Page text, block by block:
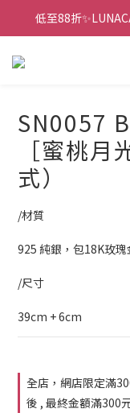
🌟指
低至88折
🌟指
SN0057
［蜜桃
式）
/材質
925 純銀，包18K玫
/尺寸
39cm + 6cm
全店，網店限定滿
後 , 最終金額滿300